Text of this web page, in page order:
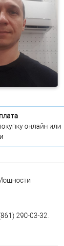
онлайн или
290-03-32.